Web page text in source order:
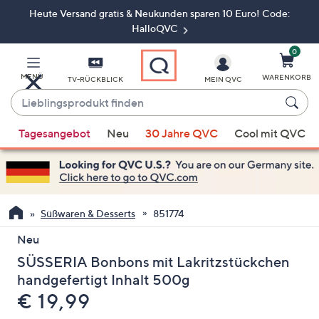
ZumHeute Versand gratis & Neukunden sparen 10 Euro! Code:
HalloQVC
MENÜ TV-RÜCKBLICK
Lieblingsprodukt
finden
Vorschläge
verfügbar
sind,
verwenden
Sie
die
Pfeiltasten
nach
oben
und
nach
MEIN QVC
0
WARENKORB
Tagesangebot Neu 30 Jahre QVC Cool mit QVC
Süßwaren & Desserts 851774
Neu
SÜSSERIA Bonbons mit Lakritzstückchen
handgefertigt Inhalt 500g
Gelöscht
€ 19,99